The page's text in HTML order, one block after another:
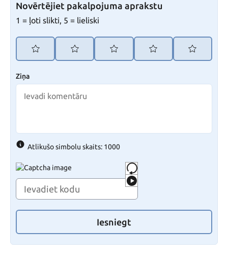
Novērtējiet pakalpojuma aprakstu
1 = ļoti slikti, 5 = lieliski
Ziņa
Atlikušo simbolu skaits: 1000
Iesniegt